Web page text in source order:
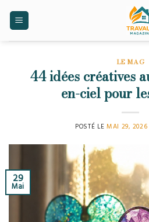
LE MAG
44 idées créatives
en-ciel pour
POSTÉ LEMAI 29, 2026
29
Mai